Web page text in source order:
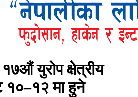
युरोप क्षेत्रीय
मा हुने